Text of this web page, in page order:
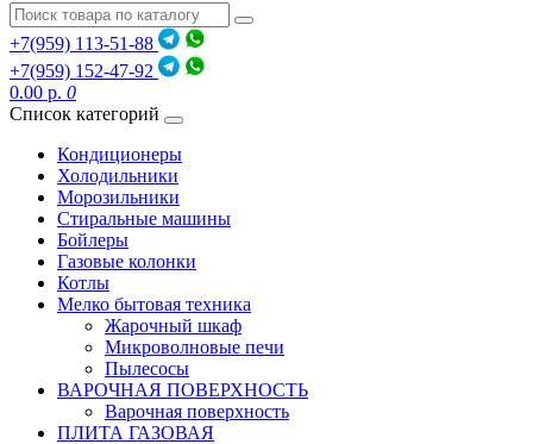
+7(959) 113-51-88
+7(959) 152-47-92
0.00 р. 0
Список категорий
Кондиционеры
Холодильники
Морозильники
Стиральные машины
Бойлеры
Газовые колонки
Котлы
Мелко бытовая техника
Жарочный шкаф
Микроволновые печи
Пылесосы
ВАРОЧНАЯ ПОВЕРХНОСТЬ
Варочная поверхность
ПЛИТА ГАЗОВАЯ